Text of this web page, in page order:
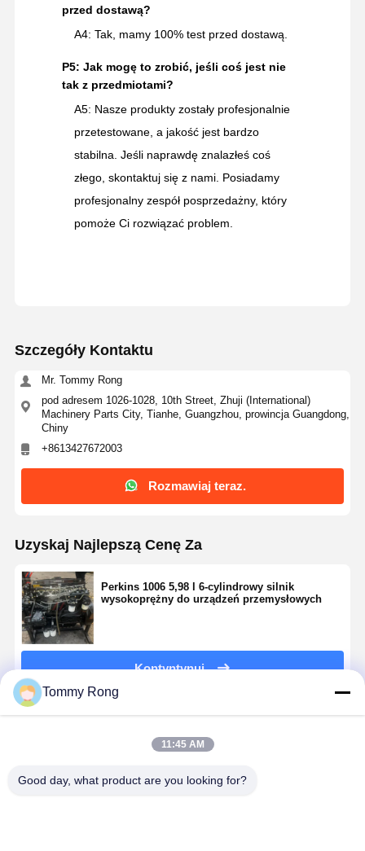
przed dostawą?
A4: Tak, mamy 100% test przed dostawą.
P5: Jak mogę to zrobić, jeśli coś jest nie
tak z przedmiotami?
A5: Nasze produkty zostały profesjonalnie
przetestowane, a jakość jest bardzo
stabilna. Jeśli naprawdę znalazłeś coś
złego, skontaktuj się z nami. Posiadamy
profesjonalny zespół posprzedażny, który
pomoże Ci rozwiązać problem.
Szczegóły Kontaktu
Mr. Tommy Rong
pod adresem 1026-1028, 10th Street, Zhuji (International)
Machinery Parts City, Tianhe, Guangzhou, prowincja Guangdong,
Chiny
+8613427672003
Rozmawiaj teraz.
Uzyskaj Najlepszą Cenę Za
Perkins 1006 5,98 l 6-cylindrowy silnik
wysokoprężny do urządzeń przemysłowych
Kontyntynuj
Tommy Rong
11:45 AM
Good day, what product are you looking for?